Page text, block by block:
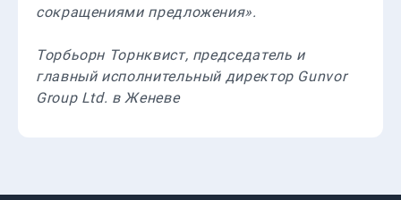
сокращениями предложения».
Торбьорн Торнквист, председатель и
главный исполнительный директор Gunvor
Group Ltd. в Женеве